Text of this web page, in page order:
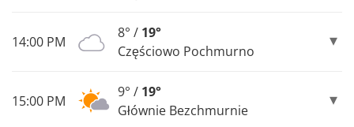
14:00 PM
8° / 19°
Częściowo Pochmurno
15:00 PM
9° / 19°
Głównie Bezchmurnie